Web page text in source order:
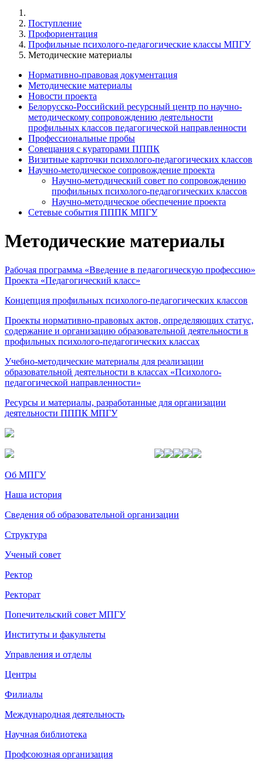
Поступление
Профориентация
Профильные психолого-педагогические классы МПГУ
Методические материалы
Нормативно-правовая документация
Методические материалы
Новости проекта
Белорусско-Российский ресурсный центр по научно-
методическому сопровождению деятельности
профильных классов педагогической направленности
Профессиональные пробы
Совещания с кураторами ПППК
Визитные карточки психолого-педагогических классов
Научно-методическое сопровождение проекта
Научно-методический совет по сопровождению
профильных психолого-педагогических классов
Научно-методическое обеспечение проекта
Сетевые события ПППК МПГУ
Методические материалы
Рабочая программа «Введение в педагогическую профессию»
Проекта «Педагогический класс»
Концепция профильных психолого-педагогических классов
Проекты нормативно-правовых актов, определяющих статус,
содержание и организацию образовательной деятельности в
профильных психолого-педагогических классах
Учебно-методические материалы для реализации
образовательной деятельности в классах «Психолого-
педагогической направленности»
Ресурсы и материалы, разработанные для организации
деятельности ПППК МПГУ
Об МПГУ
Наша история
Сведения об образовательной организации
Структура
Ученый совет
Ректор
Ректорат
Попечительский совет МПГУ
Институты и факультеты
Управления и отделы
Центры
Филиалы
Международная деятельность
Научная библиотека
Профсоюзная организация